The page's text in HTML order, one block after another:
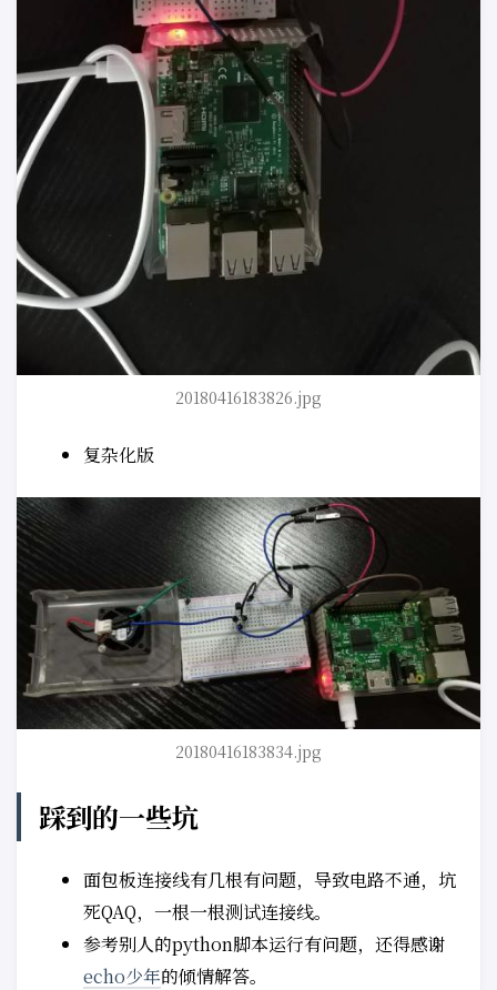
20180416183826.jpg
复杂化版
20180416183834.jpg
踩到的一些坑
面包板连接线有几根有问题，导致电路不通，坑
死QAQ，一根一根测试连接线。
参考别人的python脚本运行有问题，还得感谢
echo少年的倾情解答。